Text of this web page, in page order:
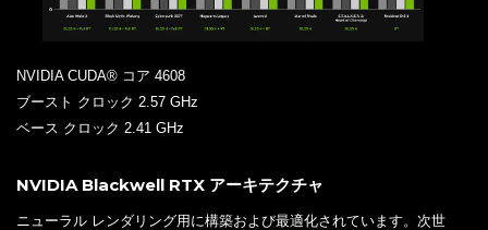
NVIDIA CUDA® コア 4608
ブースト クロック 2.57 GHz
ベース クロック 2.41 GHz
NVIDIA Blackwell RTX アーキテクチャ
ニューラル レンダリング用に構築および最適化されています。次世